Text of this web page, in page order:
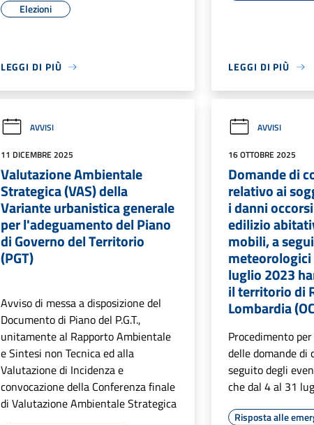
Elezioni
LEGGI DI PIÙ LEGGI DI PIÙ
AVVISI
11 DICEMBRE 2025
Valutazione Ambientale
Strategica (VAS) della
Variante urbanistica generale
per l'adeguamento del Piano
di Governo del Territorio
(PGT)
Avviso di messa a disposizione del
Documento di Piano del P.G.T.,
unitamente al Rapporto Ambientale
e Sintesi non Tecnica ed alla
Valutazione di Incidenza e
convocazione della Conferenza finale
di Valutazione Ambientale Strategica
AVVISI
16 OTTOBRE 2025
Domande di
relativo ai
i danni
edilizio
mobili, a
meteorologici
luglio 2023
il territorio di
Lombardia
Procedimento
delle domande di
seguito degli
che dal 4 al 31
Risposta alle